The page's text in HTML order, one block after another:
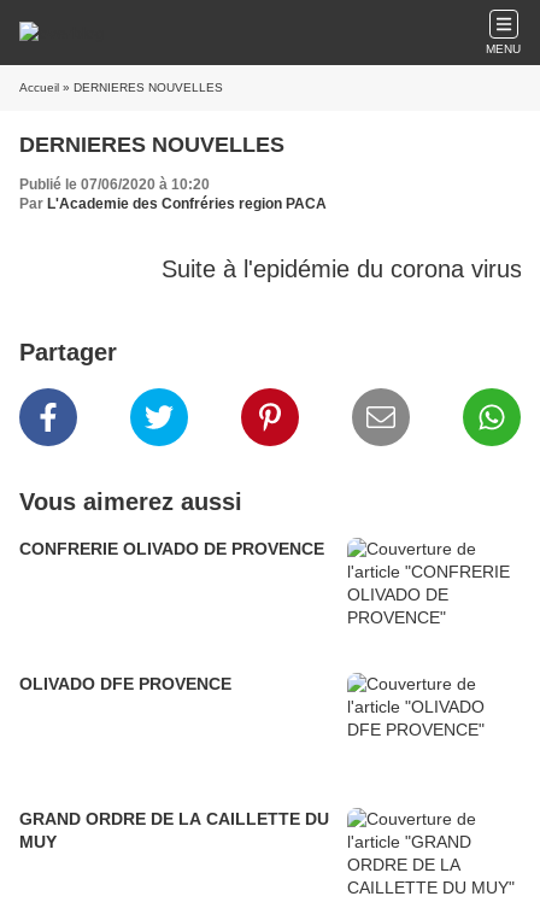
MENU
Accueil » DERNIERES NOUVELLES
DERNIERES NOUVELLES
Publié le 07/06/2020 à 10:20
Par L'Academie des Confréries region PACA
Suite à l'epidémie du corona virus
Partager
Vous aimerez aussi
CONFRERIE OLIVADO DE PROVENCE
OLIVADO DFE PROVENCE
GRAND ORDRE DE LA CAILLETTE DU
MUY